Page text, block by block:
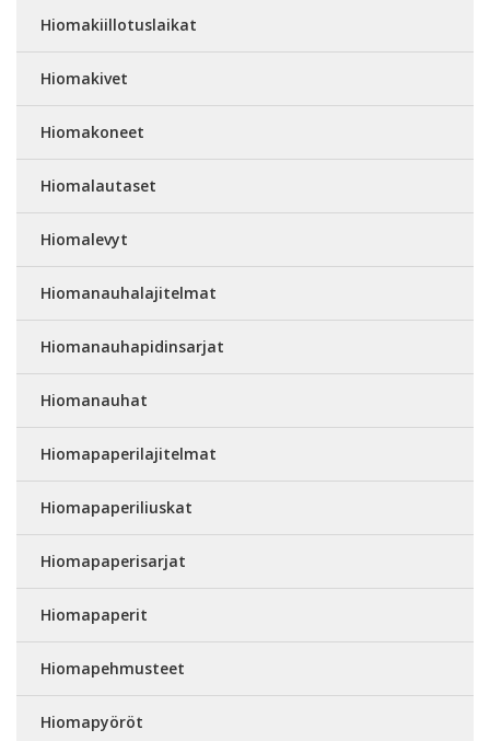
Hiomakiillotuslaikat
Hiomakivet
Hiomakoneet
Hiomalautaset
Hiomalevyt
Hiomanauhalajitelmat
Hiomanauhapidinsarjat
Hiomanauhat
Hiomapaperilajitelmat
Hiomapaperiliuskat
Hiomapaperisarjat
Hiomapaperit
Hiomapehmusteet
Hiomapyöröt